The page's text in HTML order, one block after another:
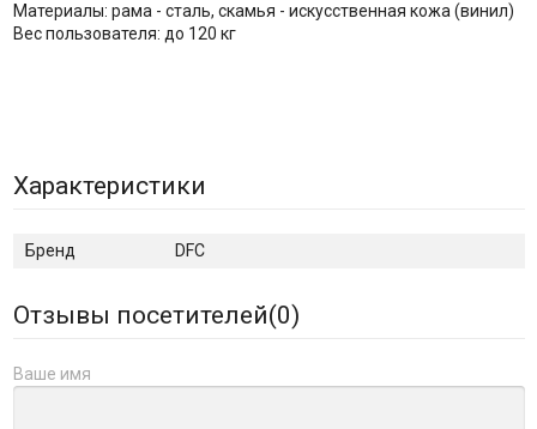
Материалы: рама - сталь, скамья - искусственная кожа (винил)
Вес пользователя: до 120 кг
Характеристики
Бренд DFC
Отзывы посетителей(0)
Ваше имя